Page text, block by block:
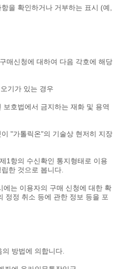
을 확인하거나 거부하는 표시 (예,
매신청에 대하여 다음 각호에 해당
기가 있는 경우
호법에서 금지하는 재화 및 용역
"가톨릭온"의 기술상 현저히 지장
1항의 수신확인 통지형태로 이용
한 것으로 봅니다.
는 이용자의 구매 신청에 대한 확
정정 취소 등에 관한 정보 등을 포
방법에 의합니다.